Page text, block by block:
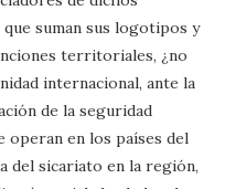
suman sus logotipos y
territoriales, ¿no
internacional, ante la
de la seguridad
operan en los países del
del sicariato en la región,